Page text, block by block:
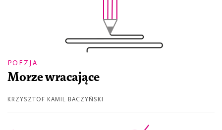
POEZJA
Morze wracające
KRZYSZTOF KAMIL BACZYŃSKI